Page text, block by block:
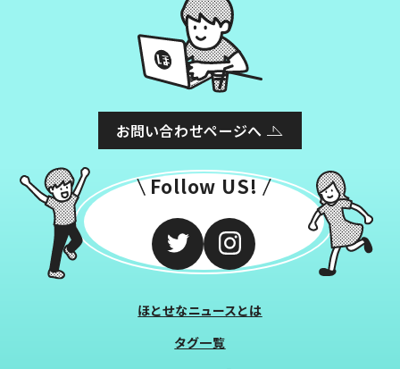
お問い合わせページへ
Follow US!
ほとせなニュースとは
タグ一覧